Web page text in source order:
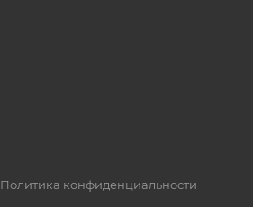
Политика конфиденциальности